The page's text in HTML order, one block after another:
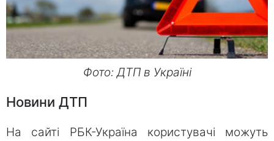
Фото: ДТП в Україні
Новини ДТП
На сайті РБК-Україна користувачі можуть